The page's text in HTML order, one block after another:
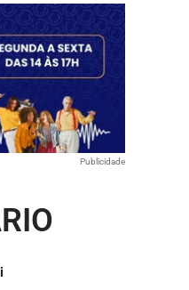
cima
ou
para
baixo
aumentar
ou
diminuir
Publicidade